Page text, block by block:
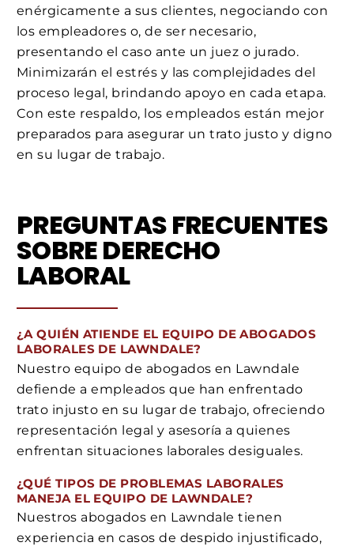
enérgicamente a sus clientes, negociando con
los empleadores o, de ser necesario,
presentando el caso ante un juez o jurado.
Minimizarán el estrés y las complejidades del
proceso legal, brindando apoyo en cada etapa.
Con este respaldo, los empleados están mejor
preparados para asegurar un trato justo y digno
en su lugar de trabajo.
PREGUNTAS FRECUENTES
SOBRE DERECHO
LABORAL
¿A QUIÉN ATIENDE EL EQUIPO DE ABOGADOS
LABORALES DE LAWNDALE?
Nuestro equipo de abogados en Lawndale
defiende a empleados que han enfrentado
trato injusto en su lugar de trabajo, ofreciendo
representación legal y asesoría a quienes
enfrentan situaciones laborales desiguales.
¿QUÉ TIPOS DE PROBLEMAS LABORALES
MANEJA EL EQUIPO DE LAWNDALE?
Nuestros abogados en Lawndale tienen
experiencia en casos de despido injustificado,